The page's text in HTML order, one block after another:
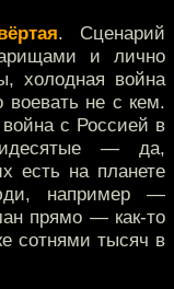
. Сценарий
и лично
холодная война
не с кем.
с Россией в
— да,
есть на планете
например —
прямо — как-то
сотнями тысяч в